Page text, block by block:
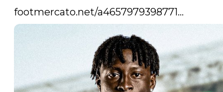
footmercato.net/a4657979398771…